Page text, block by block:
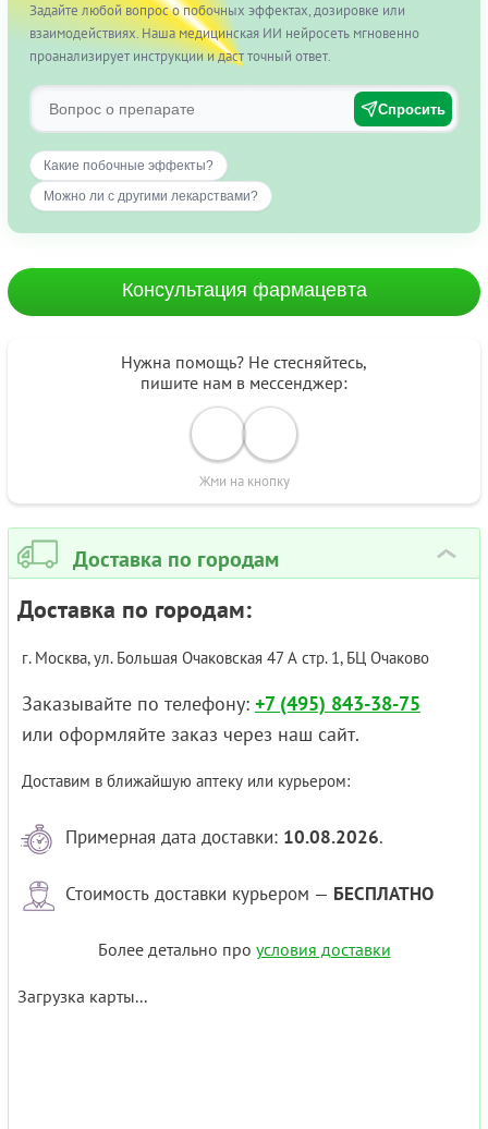
Задайте любой вопрос о побочных эффектах, дозировке или
взаимодействиях. Наша медицинская ИИ нейросеть мгновенно
проанализирует инструкции и даст точный ответ.
Спросить
Какие побочные эффекты?
Можно ли с другими лекарствами?
Консультация фармацевта
Нужна помощь? Не стесняйтесь,
пишите нам в мессенджер:
Жми на кнопку
Доставка по городам ›
Доставка по городам:
г. Москва, ул. Большая Очаковская 47 А стр. 1, БЦ Очаково
Заказывайте по телефону: +7 (495) 843-38-75
или оформляйте заказ через наш сайт.
Доставим в ближайшую аптеку или курьером:
Примерная дата доставки: 10.08.2026.
Стоимость доставки курьером — БЕСПЛАТНО
Более детально про условия доставки
Загрузка карты...